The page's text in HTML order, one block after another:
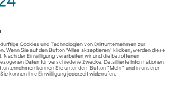
Versorgung eines neuen
aber nicht nur nach Standard
auf die Wünsche der
Neubau schon an morgen: An